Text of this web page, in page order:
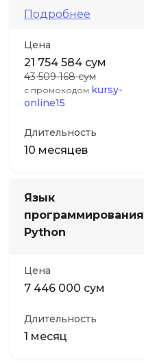
Подробнее
Цена
21 754 584 сум
43 509 168 сум
с промокодом kursy-
online15
Длительность
10 месяцев
Язык
программирования
Python
Цена
7 446 000 сум
Длительность
1 месяц